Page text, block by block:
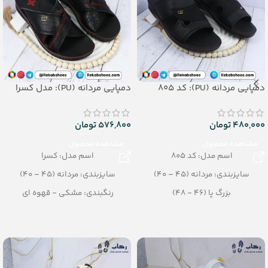
دمپایی مردانه (PU): کد 805
480,000تومان
اسم مدل: کد 805
سایزبندی: مردانه (45 – 40)
بزرگ پا (46 - 48)
تعداد در کارتن: 12 جفت
دمپایی مردانه (PU): مدل کسرا
576,800تومان
اسم مدل: کسرا
سایزبندی: مردانه (45 – 40)
رنگبندی: مشکی - قهوه ای